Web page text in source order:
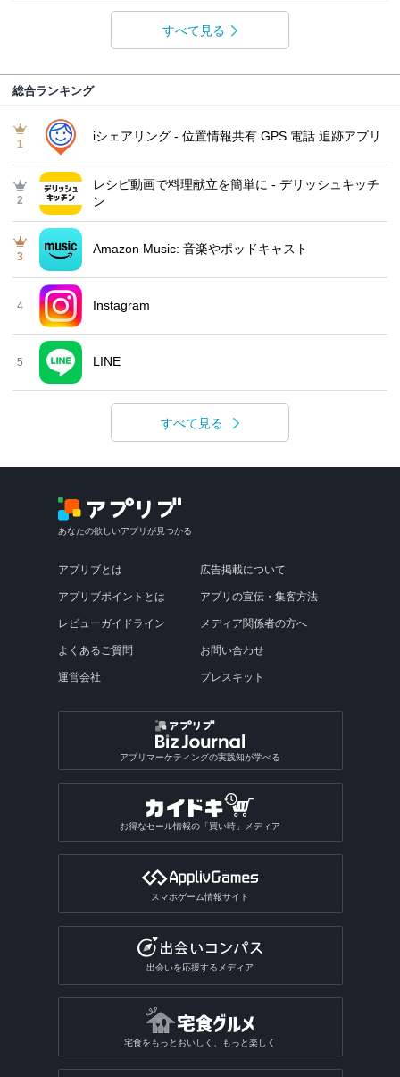
すべて見る
総合ランキング
1
iシェアリング - 位置情報共有 GPS 電話 追跡アプリ
2
レシピ動画で料理献立を簡単‪に - デリッシュキッチ
ン
3
Amazon Music: 音楽やポッドキャスト
4 Instagram
5 LINE
すべて見る
あなたの欲しいアプリが見つかる
アプリブとは
アプリブポイントとは
レビューガイドライン
よくあるご質問
運営会社
広告掲載について
アプリの宣伝・集客方法
メディア関係者の方へ
お問い合わせ
プレスキット
アプリマーケティングの実践知が学べる
お得なセール情報の「買い時」メディア
スマホゲーム情報サイト
出会いを応援するメディア
宅食をもっとおいしく、もっと楽しく